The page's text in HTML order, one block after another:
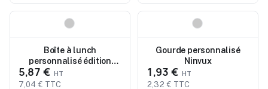
Boîte à lunch
personnalisé édition
limitée Lanrok
5,87 €
7,04 € TTC
Gourde personnalisé
Ninvux
1,93 €
2,32 € TTC